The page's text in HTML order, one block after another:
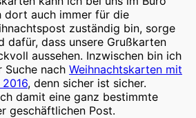
dort auch immer für die
zuständig bin, sorge
dafür, dass unsere Grußkarten
aussehen. Inzwischen bin ich
Suche nach Weihnachtskarten mit
, denn sicher ist sicher.
damit eine ganz bestimmte
geschäftlichen Post.